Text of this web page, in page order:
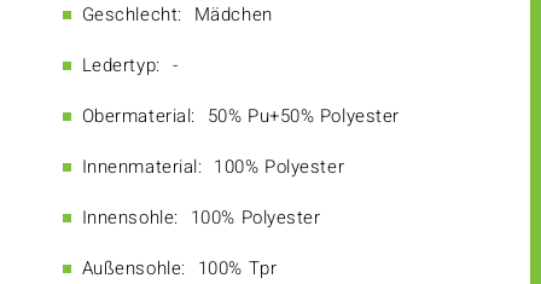
Geschlecht: Mädchen
Ledertyp: -
Obermaterial: 50% Pu+50% Polyester
Innenmaterial: 100% Polyester
Innensohle: 100% Polyester
Außensohle: 100% Tpr